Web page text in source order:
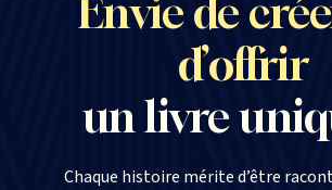
Envie de
d’offrir
un livre
Chaque histoire mérite d’être